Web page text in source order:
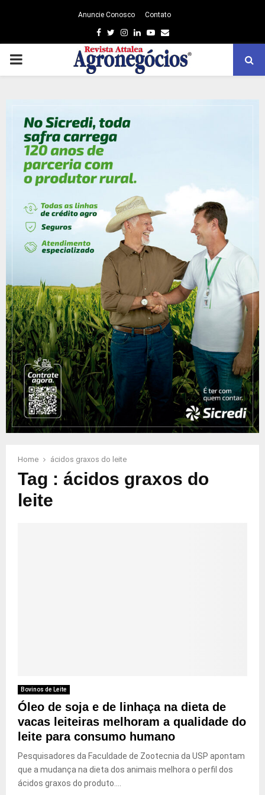
Anuncie Conosco Contato
Facebook
TwitterInstagram
LinkedinYoutube
Email
PRIMARY
Home ácidos graxos do leite
Tag : ácidos graxos do
leite
Bovinos de Leite
Óleo de soja e de linhaça na dieta de
vacas leiteiras melhoram a qualidade do
leite para consumo humano
Pesquisadores da Faculdade de Zootecnia da USP apontam
que a mudança na dieta dos animais melhora o perfil dos
ácidos graxos do produto....